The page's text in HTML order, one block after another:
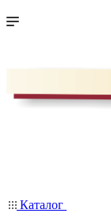
Каталог